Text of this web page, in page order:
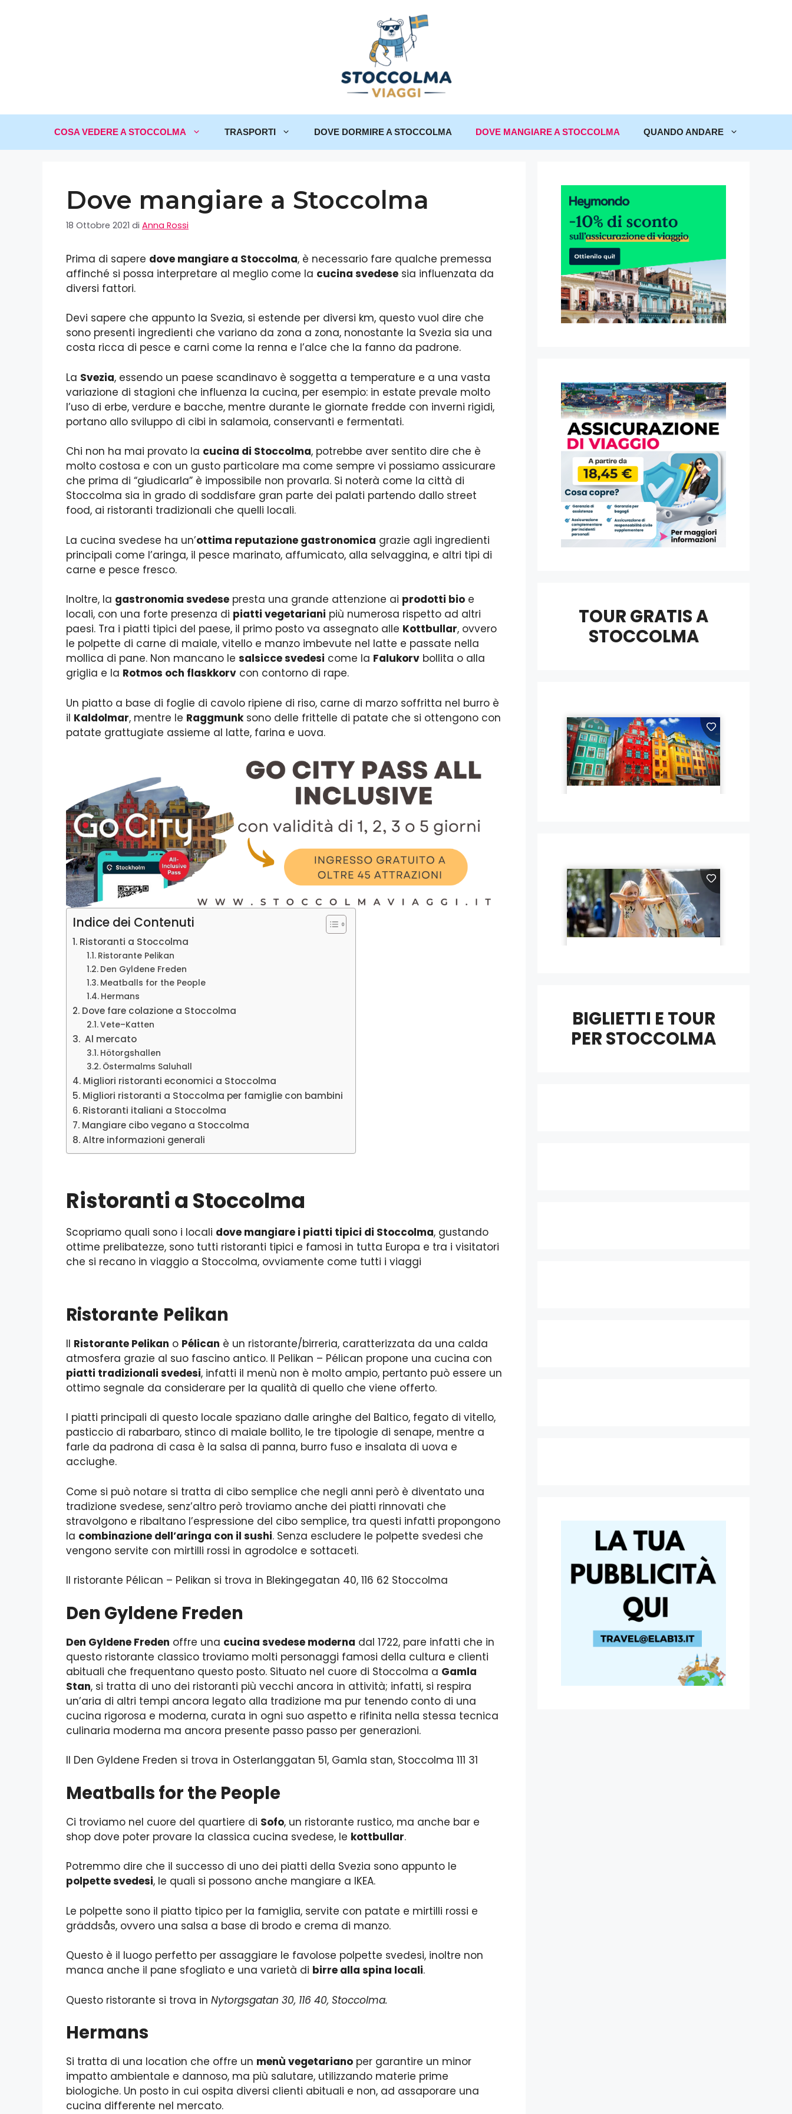
COSA VEDERE A STOCCOLMA TRASPORTI DOVE DORMIRE A STOCCOLMA DOVE MANGIARE A STOCCOLMA QUANDO ANDARE
Dove mangiare a Stoccolma
18 Ottobre 2021 di Anna Rossi
Prima di sapere dove mangiare a Stoccolma, è necessario fare qualche premessa
affinché si possa interpretare al meglio come la cucina svedese sia influenzata da
diversi fattori.
Devi sapere che appunto la Svezia, si estende per diversi km, questo vuol dire che
sono presenti ingredienti che variano da zona a zona, nonostante la Svezia sia una
costa ricca di pesce e carni come la renna e l’alce che la fanno da padrone.
La Svezia, essendo un paese scandinavo è soggetta a temperature e a una vasta
variazione di stagioni che influenza la cucina, per esempio: in estate prevale molto
l’uso di erbe, verdure e bacche, mentre durante le giornate fredde con inverni rigidi,
portano allo sviluppo di cibi in salamoia, conservanti e fermentati.
Chi non ha mai provato la cucina di Stoccolma, potrebbe aver sentito dire che è
molto costosa e con un gusto particolare ma come sempre vi possiamo assicurare
che prima di “giudicarla” è impossibile non provarla. Si noterà come la città di
Stoccolma sia in grado di soddisfare gran parte dei palati partendo dallo street
food, ai ristoranti tradizionali che quelli locali.
La cucina svedese ha un’ottima reputazione gastronomica grazie agli ingredienti
principali come l’aringa, il pesce marinato, affumicato, alla selvaggina, e altri tipi di
carne e pesce fresco.
Inoltre, la gastronomia svedese presta una grande attenzione ai prodotti bio e
locali, con una forte presenza di piatti vegetariani più numerosa rispetto ad altri
paesi. Tra i piatti tipici del paese, il primo posto va assegnato alle Kottbullar, ovvero
le polpette di carne di maiale, vitello e manzo imbevute nel latte e passate nella
mollica di pane. Non mancano le salsicce svedesi come la Falukorv bollita o alla
griglia e la Rotmos och flaskkorv con contorno di rape.
Un piatto a base di foglie di cavolo ripiene di riso, carne di marzo soffritta nel burro è
il Kaldolmar, mentre le Raggmunksono delle frittelle di patate che si ottengono con
patate grattugiate assieme al latte, farina e uova.
Indice dei Contenuti
Ristoranti a Stoccolma
Ristorante Pelikan
Den Gyldene Freden
Meatballs for the People
Hermans
Dove fare colazione a Stoccolma
Vete–Katten
Al mercato
Hötorgshallen
Östermalms Saluhall
Migliori ristoranti economici a Stoccolma
Migliori ristoranti a Stoccolma per famiglie con bambini
Ristoranti italiani a Stoccolma
Mangiare cibo vegano a Stoccolma
Altre informazioni generali
Ristoranti a Stoccolma
Scopriamo quali sono i locali dove mangiare i piatti tipici di Stoccolma, gustando
ottime prelibatezze, sono tutti ristoranti tipici e famosi in tutta Europa e tra i visitatori
che si recano in viaggio a Stoccolma, ovviamente come tutti i viaggi
Ristorante Pelikan
Il Ristorante Pelikan o Pélican è un ristorante/birreria, caratterizzata da una calda
atmosfera grazie al suo fascino antico. Il Pelikan – Pélican propone una cucina con
piatti tradizionali svedesi, infatti il menù non è molto ampio, pertanto può essere un
ottimo segnale da considerare per la qualità di quello che viene offerto.
I piatti principali di questo locale spaziano dalle aringhe del Baltico, fegato di vitello,
pasticcio di rabarbaro, stinco di maiale bollito, le tre tipologie di senape, mentre a
farle da padrona di casa è la salsa di panna, burro fuso e insalata di uova e
acciughe.
Come si può notare si tratta di cibo semplice che negli anni però è diventato una
tradizione svedese, senz’altro però troviamo anche dei piatti rinnovati che
stravolgono e ribaltano l’espressione del cibo semplice, tra questi infatti propongono
la combinazione dell’aringa con il sushi. Senza escludere le polpette svedesi che
vengono servite con mirtilli rossi in agrodolce e sottaceti.
Il ristorante Pélican – Pelikan si trova in Blekingegatan 40, 116 62 Stoccolma
Den Gyldene Freden
Den Gyldene Freden offre una cucina svedese moderna dal 1722, pare infatti che in
questo ristorante classico troviamo molti personaggi famosi della cultura e clienti
abituali che frequentano questo posto. Situato nel cuore di Stoccolma a Gamla
Stan, si tratta di uno dei ristoranti più vecchi ancora in attività; infatti, si respira
un’aria di altri tempi ancora legato alla tradizione ma pur tenendo conto di una
cucina rigorosa e moderna, curata in ogni suo aspetto e rifinita nella stessa tecnica
culinaria moderna ma ancora presente passo passo per generazioni.
Il Den Gyldene Freden si trova in Osterlanggatan 51, Gamla stan, Stoccolma 111 31
Meatballs for the People
Ci troviamo nel cuore del quartiere di Sofo, un ristorante rustico, ma anche bar e
shop dove poter provare la classica cucina svedese, le kottbullar.
Potremmo dire che il successo di uno dei piatti della Svezia sono appunto le
polpette svedesi, le quali si possono anche mangiare a IKEA.
Le polpette sono il piatto tipico per la famiglia, servite con patate e mirtilli rossi e
gräddsås, ovvero una salsa a base di brodo e crema di manzo.
Questo è il luogo perfetto per assaggiare le favolose polpette svedesi, inoltre non
manca anche il pane sfogliato e una varietà di birre alla spina locali.
Questo ristorante si trova in Nytorgsgatan 30, 116 40, Stoccolma.
Hermans
Si tratta di una location che offre un menù vegetariano per garantire un minor
impatto ambientale e dannoso, ma più salutare, utilizzando materie prime
biologiche. Un posto in cui ospita diversi clienti abituali e non, ad assaporare una
cucina differente nel mercato.
TOUR GRATIS A
STOCCOLMA
BIGLIETTI E TOUR
PER STOCCOLMA